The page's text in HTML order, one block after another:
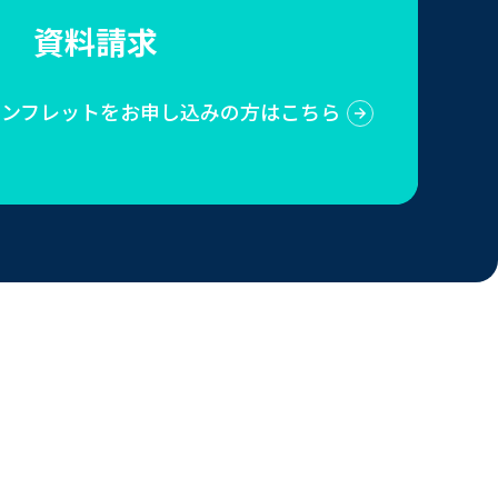
資料請求
フレットをお申し込みの方はこちら